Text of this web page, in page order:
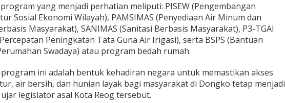
yang menjadi perhatian meliputi: PISEW (Pengembangan
Sosial Ekonomi Wilayah), PAMSIMAS (Penyediaan Air Minum dan
Masyarakat), SANIMAS (Sanitasi Berbasis Masyarakat), P3-TGAI
Peningkatan Tata Guna Air Irigasi), serta BSPS (Bantuan
Swadaya) atau program bedah rumah.
ini adalah bentuk kehadiran negara untuk memastikan akses
air bersih, dan hunian layak bagi masyarakat di Dongko tetap menjadi
legislator asal Kota Reog tersebut.